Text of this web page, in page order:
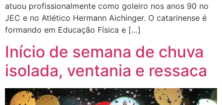
atuou profissionalmente como goleiro nos anos 90 no
JEC e no Atlético Hermann Aichinger. O catarinense é
formando em Educação Física e […]
Início de semana de chuva
isolada, ventania e ressaca